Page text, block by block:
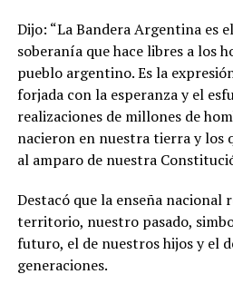
Dijo: “La Bandera Argentina es
soberanía que hace libres a los
pueblo argentino. Es la
forjada con la esperanza y el
realizaciones de millones de
nacieron en nuestra tierra y los
al amparo de nuestra
Destacó que la enseña nacional
territorio, nuestro pasado,
futuro, el de nuestros hijos y el
generaciones.